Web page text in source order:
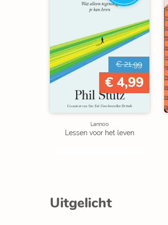
€ 21,99
€ 4,99
Lannoo
Lessen voor het leven
Uitgelicht